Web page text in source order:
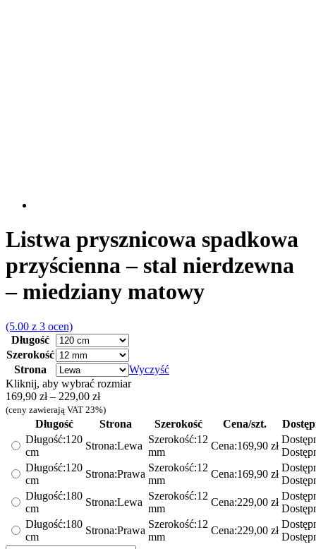
Listwa prysznicowa spadkowa
przyścienna – stal nierdzewna
– miedziany matowy
(5.00 z 3 ocen)
Długość
Szerokość
Strona
Wyczyść
Kliknij, aby wybrać rozmiar
169,90 zł – 229,00 złZakres
cen:
od
do
(ceny zawierają VAT 23%)
Długość Strona Szerokość Cena/szt.
Długość:120
cm
Strona:Lewa
Szerokość:12
mm
Cena:169,90 zł
Długość:120
cm
Strona:Prawa
Szerokość:12
mm
Cena:169,90 zł
Długość:180
cm
Strona:Lewa
Szerokość:12
mm
Cena:229,00 zł
Długość:180
cm
Strona:Prawa
Szerokość:12
mm
Cena:229,00 zł